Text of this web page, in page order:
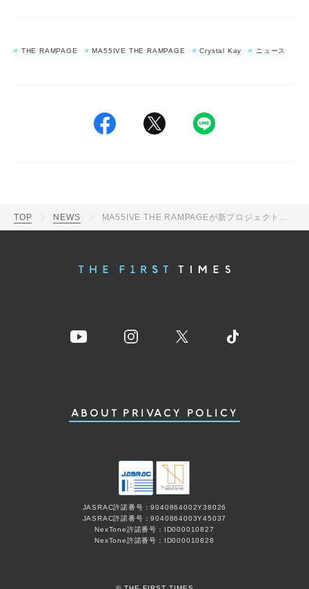
THE RAMPAGE MA55IVE THE RAMPAGE Crystal Kay ニュース
TOP NEWS MA55IVE THE RAMPAGEが新プロジェクト「MA55IVE UNION」始動！第1弾はCrystal Kayを迎えた「REEEMINDER」
ABOUT PRIVACY POLICY
JASRAC許諾番号：9040864002Y38026
JASRAC許諾番号：9040864003Y45037
NexTone許諾番号：ID000010827
NexTone許諾番号：ID000010828